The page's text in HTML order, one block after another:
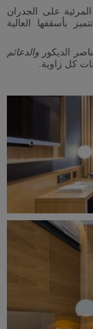
على الجدران
بأسقفها العالية
الديكور والدعائم
كل زاوية.